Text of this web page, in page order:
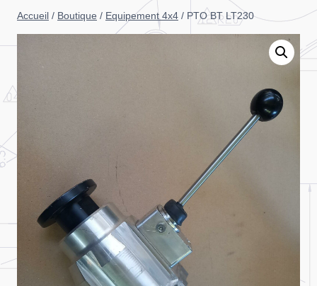
Accueil / Boutique / Equipement 4x4 / PTO BT LT230